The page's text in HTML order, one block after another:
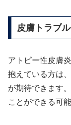
皮膚トラブ
アトピー性皮膚
抱えている方は
が期待できます
ことができる可